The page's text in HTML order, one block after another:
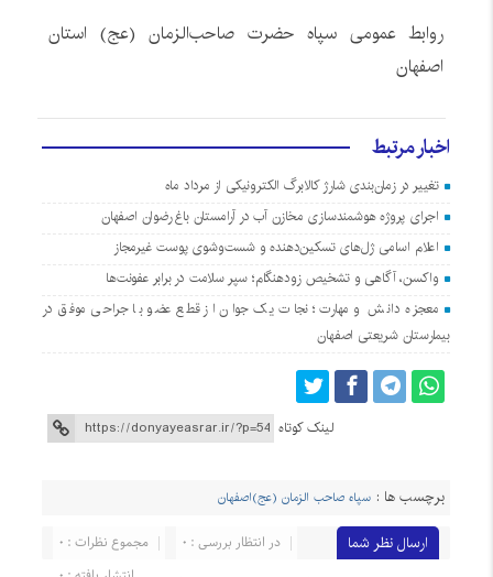
روابط عمومی سپاه حضرت صاحب‌الزمان (عج) استان
اصفهان
اخبار مرتبط
تغییر در زمان‌بندی شارژ کالابرگ الکترونیکی از مرداد ماه
اجرای پروژه هوشمندسازی مخازن آب در آرامستان‌ باغ رضوان اصفهان
اعلام اسامی ژل‌های تسکین‌دهنده و شست‌وشوی پوست غیرمجاز
واکسن، آگاهی و تشخیص زودهنگام؛ سپر سلامت در برابر عفونت‌ها
معجزه دانش و مهارت؛ نجات یک جوان از قطع عضو با جراحی موفق در
بیمارستان شریعتی اصفهان
لینک کوتاه
برچسب ها : سپاه صاحب الزمان (عج)اصفهان
ارسال نظر شما مجموع نظرات : 0
در انتظار بررسی : 0